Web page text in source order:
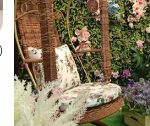
ರೇಟಿಂಗ್, 147 ವಿಮರ್ಶೆಗಳು